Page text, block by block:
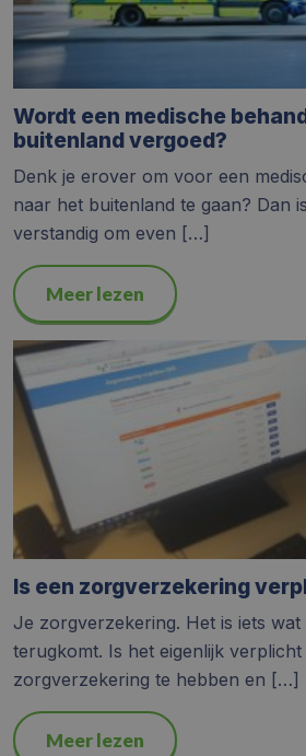
Wordt een medische
buitenland vergoed?
Denk je erover om voor een
naar het buitenland te gaan? Dan
verstandig om even […]
Meer lezen
Is een zorgverzekering
Je zorgverzekering. Het is iets wat
terugkomt. Is het eigenlijk verplicht
zorgverzekering te hebben en […]
Meer lezen